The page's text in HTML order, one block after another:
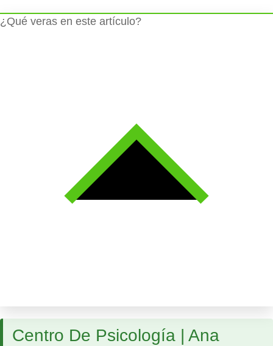
¿Qué veras en este artículo?
Centro De Psicología | Ana